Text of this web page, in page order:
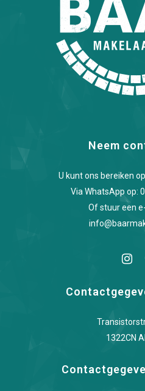
Neem
U kunt ons bereiken
Via WhatsApp op:
Of stuur een
1322CN